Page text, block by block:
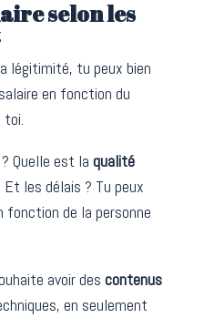
selon les
légitimité, tu peux bien
en fonction du
Quelle est la qualité
Et les délais ? Tu peux
fonction de la personne
avoir des contenus
en seulement